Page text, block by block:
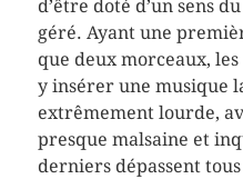
d’être doté d’un sens
géré. Ayant une
que deux morceaux,
y insérer une musique
extrêmement lourde,
presque malsaine et
derniers dépassent